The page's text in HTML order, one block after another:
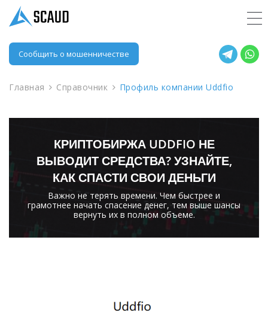
Сообщить о мошенничестве
Главная Справочник Профиль компании Uddfio
КРИПТОБИРЖА UDDFIO НЕ
ВЫВОДИТ СРЕДСТВА? УЗНАЙТЕ,
КАК СПАСТИ СВОИ ДЕНЬГИ
Важно не терять времени. Чем быстрее и
грамотнее начать спасение денег, тем выше шансы
вернуть их в полном объеме.